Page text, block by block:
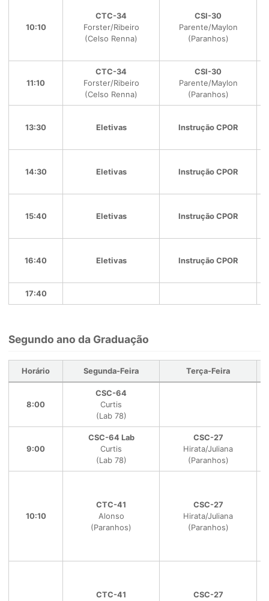
10:10
CTC-34
Forster/Ribeiro
(Celso Renna)
CSI-30
Parente/Maylon
(Paranhos)
11:10
CTC-34
Forster/Ribeiro
(Celso Renna)
CSI-30
Parente/Maylon
(Paranhos)
13:30 Eletivas Instrução CPOR
14:30 Eletivas Instrução CPOR
15:40 Eletivas Instrução CPOR
16:40 Eletivas Instrução CPOR
17:40
Segundo ano da Graduação
Horário Segunda-Feira Terça-Feira
8:00
CSC-64
Curtis
(Lab 78)
9:00
CSC-64 Lab
Curtis
(Lab 78)
CSC-27
Hirata/Juliana
(Paranhos)
10:10
CTC-41
Alonso
(Paranhos)
CSC-27
Hirata/Juliana
(Paranhos)
CTC-41
CSC-27